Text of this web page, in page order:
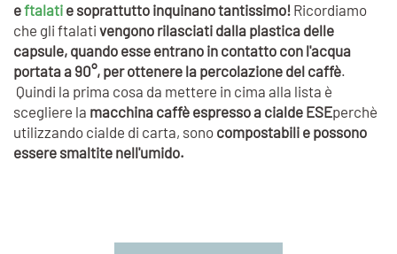
eftalati e soprattutto inquinano tantissimo! Ricordiamo
che gli ftalati vengono rilasciati dalla plastica delle
capsule, quando esse entrano in contatto con l'acqua
portata a 90°, per ottenere la percolazione del caffè.
Quindi la prima cosa da mettere in cima alla lista è
scegliere la macchina caffè espresso a cialde ESEperchè
utilizzando cialde di carta, sono compostabili e possono
essere smaltite nell'umido.